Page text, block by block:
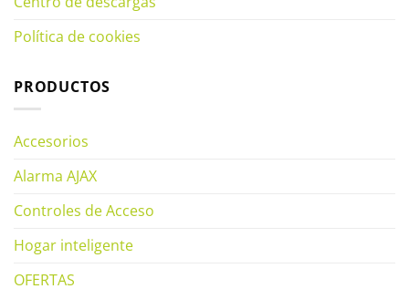
Política de cookies
PRODUCTOS
Accesorios
Alarma AJAX
Controles de Acceso
Hogar inteligente
OFERTAS